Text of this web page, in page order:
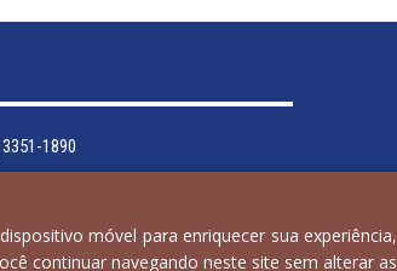
1890
1022
móvel para enriquecer sua experiência,
continuar navegando neste site sem alterar as